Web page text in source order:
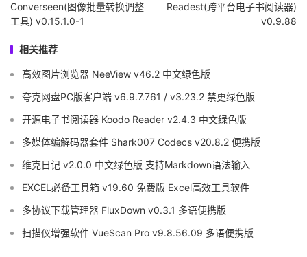
Converseen(图像批量转换调整
工具) v0.15.1.0-1
Readest(跨平台电子书阅读器)
v0.9.88
相关推荐
高效图片浏览器 NeeView v46.2 中文绿色版
夸克网盘PC版客户端 v6.9.7.761 / v3.23.2 禁更绿色版
开源电子书阅读器 Koodo Reader v2.4.3 中文绿色版
多媒体编解码器套件 Shark007 Codecs v20.8.2 便携版
维克日记 v2.0.0 中文绿色版 支持Markdown语法输入
EXCEL必备工具箱 v19.60 免费版 Excel高效工具软件
多协议下载管理器 FluxDown v0.3.1 多语便携版
扫描仪增强软件 VueScan Pro v9.8.56.09 多语便携版